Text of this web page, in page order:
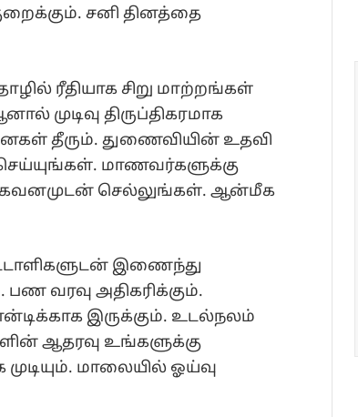
சனி தினத்தை
ரீதியாக சிறு மாற்றங்கள்
முடிவு திருப்திகரமாக
தீரும். துணைவியின் உதவி
மாணவர்களுக்கு
கவனமுடன் செல்லுங்கள். ஆன்மீக
இணைந்து
பண வரவு அதிகரிக்கும்.
இருக்கும். உடல்நலம்
ஆதரவு உங்களுக்கு
மாலையில் ஓய்வு